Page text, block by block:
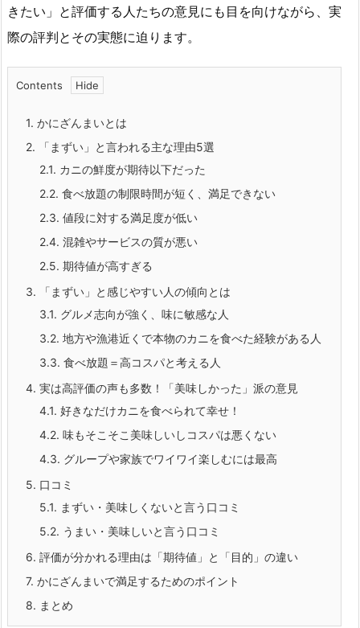
きたい」と評価する人たちの意見にも目を向けながら、実
際の評判とその実態に迫ります。
Contents
1. かにざんまいとは
2. 「まずい」と言われる主な理由5選
2.1. カニの鮮度が期待以下だった
2.2. 食べ放題の制限時間が短く、満足できない
2.3. 値段に対する満足度が低い
2.4. 混雑やサービスの質が悪い
2.5. 期待値が高すぎる
3. 「まずい」と感じやすい人の傾向とは
3.1. グルメ志向が強く、味に敏感な人
3.2. 地方や漁港近くで本物のカニを食べた経験がある人
3.3. 食べ放題＝高コスパと考える人
4. 実は高評価の声も多数！「美味しかった」派の意見
4.1. 好きなだけカニを食べられて幸せ！
4.2. 味もそこそこ美味しいしコスパは悪くない
4.3. グループや家族でワイワイ楽しむには最高
5. 口コミ
5.1. まずい・美味しくないと言う口コミ
5.2. うまい・美味しいと言う口コミ
6. 評価が分かれる理由は「期待値」と「目的」の違い
7. かにざんまいで満足するためのポイント
8. まとめ